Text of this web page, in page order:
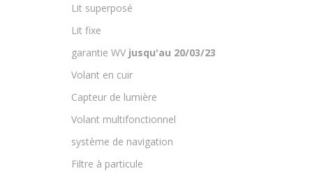
Lit superposé
Lit fixe
garantie WV jusqu'au 20/03/23
Volant en cuir
Capteur de lumière
Volant multifonctionnel
système de navigation
Filtre à particule